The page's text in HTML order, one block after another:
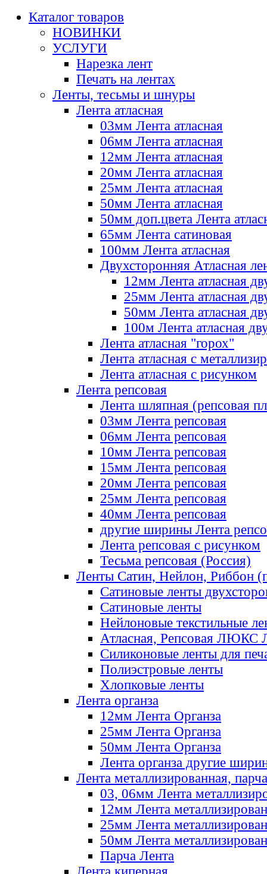
Каталог товаров
НОВИНКИ
УСЛУГИ
Нарезка лент
Печать на лентах
Ленты, тесьмы и шнуры
Лента атласная
03мм Лента атласная
06мм Лента атласная
12мм Лента атласная
20мм Лента атласная
25мм Лента атласная
50мм Лента атласная
50мм доп.цвета Лента
65мм Лента сатиновая
100мм Лента атласная
Двухсторонняя Атласная
12мм Лента атласная
25мм Лента атласная
50мм Лента атласная
100м Лента атласная
Лента атласная "горох"
Лента атласная с
Лента атласная с рисунком
Лента репсовая
Лента шляпная (репсовая
03мм Лента репсовая
06мм Лента репсовая
10мм Лента репсовая
15мм Лента репсовая
20мм Лента репсовая
25мм Лента репсовая
40мм Лента репсовая
другие ширины Лента
Лента репсовая с рисунком
Тесьма репсовая (Россия)
Ленты Сатин, Нейлон, Риббон
Сатиновые ленты
Сатиновые ленты
Нейлоновые текстильные
Атласная, Репсовая ЛЮКС
Силиконовые ленты для
Полиэстровые ленты
Хлопковые ленты
Лента органза
12мм Лента Органза
25мм Лента Органза
50мм Лента Органза
Лента органза другие
Лента металлизированная, парча
03, 06мм Лента
12мм Лента
25мм Лента
50мм Лента
Парча Лента